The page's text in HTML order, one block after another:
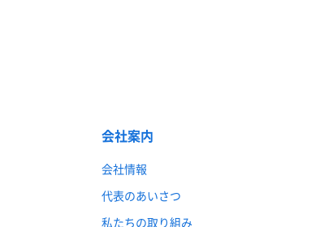
会社案内
会社情報
代表のあいさつ
私たちの取り組み